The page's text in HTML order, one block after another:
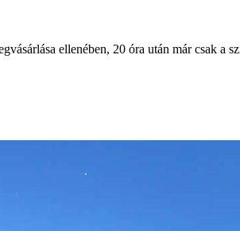
ellenében, 20 óra után már csak a